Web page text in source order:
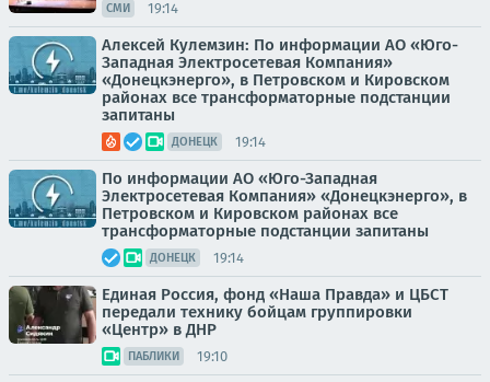
СМИ 19:14
Алексей Кулемзин: По информации АО «Юго-
Западная Электросетевая Компания»
«Донецкэнерго», в Петровском и Кировском
районах все трансформаторные подстанции
запитаны
ДОНЕЦК 19:14
По информации АО «Юго-Западная
Электросетевая Компания» «Донецкэнерго», в
Петровском и Кировском районах все
трансформаторные подстанции запитаны
ДОНЕЦК 19:14
Единая Россия, фонд «Наша Правда» и ЦБСТ
передали технику бойцам группировки
«Центр» в ДНР
ПАБЛИКИ 19:10